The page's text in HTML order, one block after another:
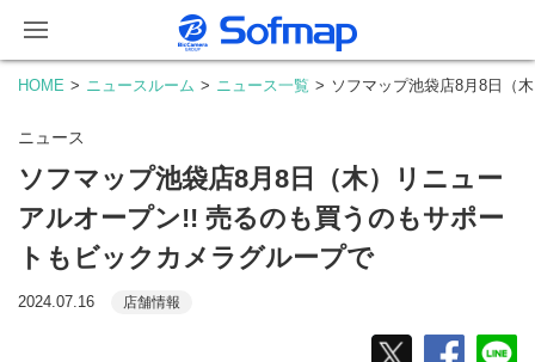
HOME ニュースルーム ニュース一覧 ソフマップ池袋店8月8日（
ニュース
ソフマップ池袋店8月8日（木）リニュー
アルオープン!! 売るのも買うのもサポー
トもビックカメラグループで
2024.07.16 店舗情報